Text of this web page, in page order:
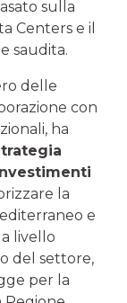
sulla
Centers e il
saudita.
delle
con
ha
la
e
livello
del settore,
per la